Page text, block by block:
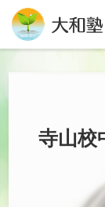
寺山校